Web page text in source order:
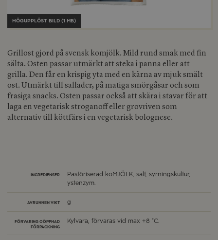
HÖGUPPLÖST BILD (1 MB)
Grillost gjord på svensk komjölk. Mild rund smak med fin
sälta. Osten passar utmärkt att steka i panna eller att
grilla. Den får en krispig yta med en kärna av mjuk smält
ost. Utmärkt till sallader, på matiga smörgåsar och som
frasiga snacks. Osten passar också att skära i stavar för att
laga en vegetarisk stroganoff eller grovriven som
alternativ till köttfärs i en vegetarisk bolognese.
INGREDIENSER
Pastöriserad koMJÖLK, salt, syrningskultur,
ystenzym.
AVRUNNEN VIKT g
FÖRVARING OÖPPNAD
FÖRPACKNING
Kylvara, förvaras vid max +8 ˚C.